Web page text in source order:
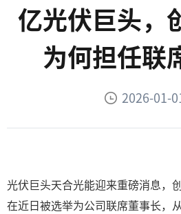
亿光伏巨头，
为何担任联
2026-01-
光伏巨头天合光能迎来重磅消息，
在近日被选举为公司联席董事长，